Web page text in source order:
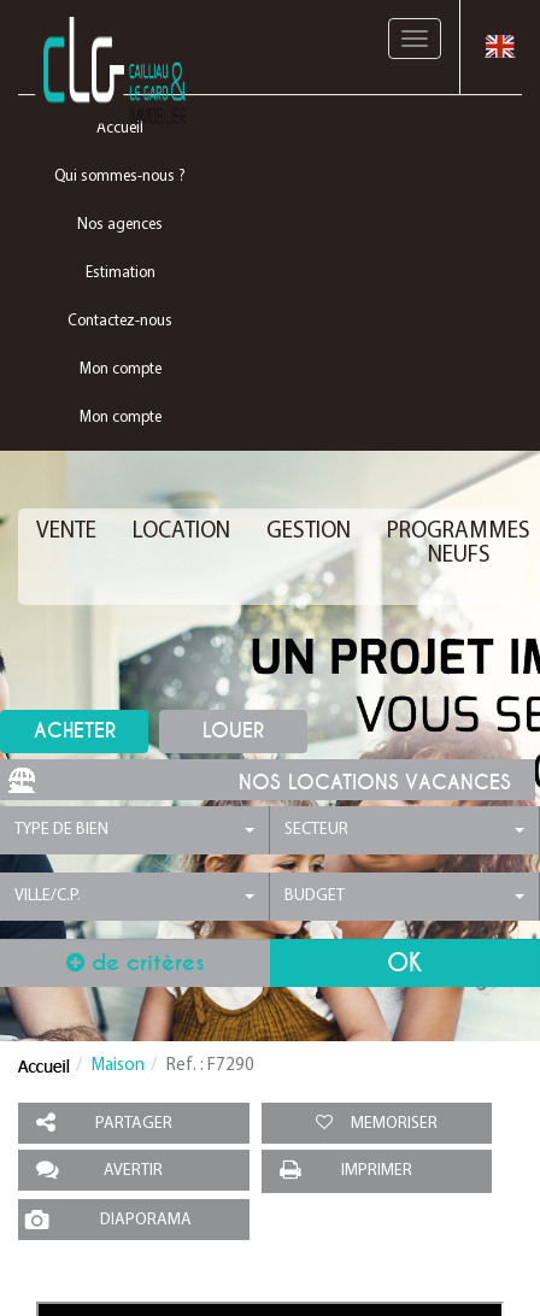
Toggle
Accueil
Qui sommes-nous ?
Nos agences
Estimation
Contactez-nous
Mon compte
Mon compte
VENTE LOCATION GESTION
PROGRAMMES
NEUFS
ACHETER LOUER
NOS LOCATIONS VACANCES
TYPE DE BIEN SECTEUR
VILLE/C.P. BUDGET
de critères
Maison Ref. : F7290
PARTAGER MEMORISER
AVERTIR IMPRIMER
DIAPORAMA